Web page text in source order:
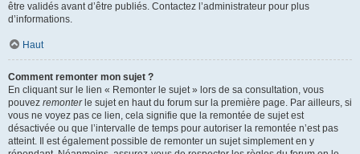
être validés avant d’être publiés. Contactez l’administrateur pour plus
d’informations.
Haut
Comment remonter mon sujet ?
En cliquant sur le lien « Remonter le sujet » lors de sa consultation, vous
pouvez remonterle sujet en haut du forum sur la première page. Par ailleurs, si
vous ne voyez pas ce lien, cela signifie que la remontée de sujet est
désactivée ou que l’intervalle de temps pour autoriser la remontée n’est pas
atteint. Il est également possible de remonter un sujet simplement en y